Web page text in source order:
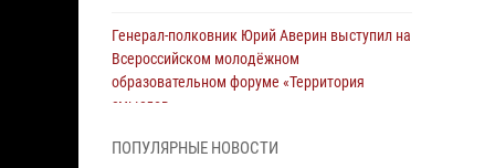
Генерал-полковник Юрий Аверин выступил на
Всероссийском молодёжном
образовательном форуме «Территория
смыслов»
ПОПУЛЯРНЫЕ НОВОСТИ